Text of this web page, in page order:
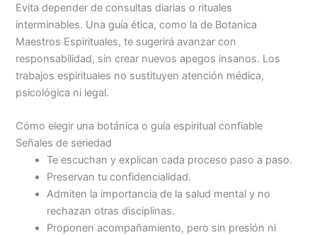
Evita depender de consultas diarias o rituales
interminables. Una guía ética, como la de Botanica
Maestros Espirituales, te sugerirá avanzar con
responsabilidad, sin crear nuevos apegos insanos. Los
trabajos espirituales no sustituyen atención médica,
psicológica ni legal.
Cómo elegir una botánica o guía espiritual confiable
Señales de seriedad
Te escuchan y explican cada proceso paso a paso.
Preservan tu confidencialidad.
Admiten la importancia de la salud mental y no
rechazan otras disciplinas.
Proponen acompañamiento, pero sin presión ni